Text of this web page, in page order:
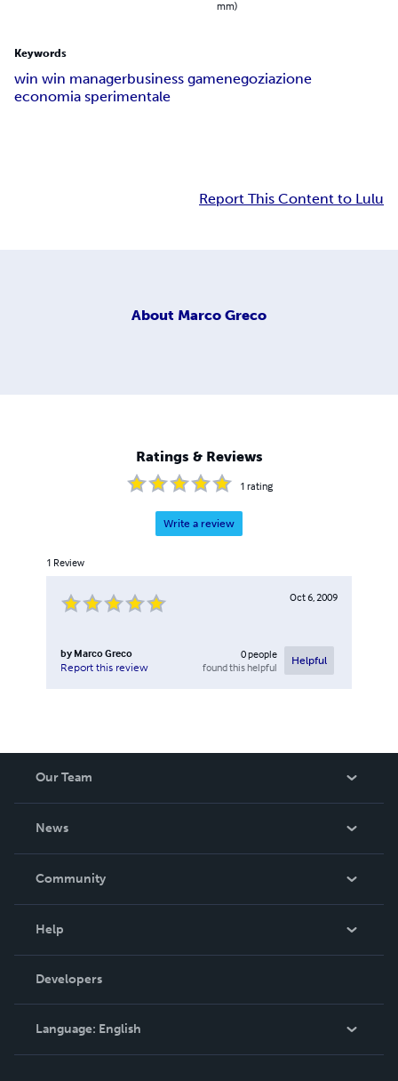
mm)
Keywords
win win managerbusiness gamenegoziazione
economia sperimentale
Report This Content to Lulu
About Marco Greco
Ratings & Reviews
1 rating
Write a review
1 Review
Oct 6, 2009
by Marco Greco
Report this review
0people
found this helpful
Helpful
Our Team
News
In The News
Community
Podcast
Help
Order Lookup
Knowledge Base
Contact Support
Developers
Language: English